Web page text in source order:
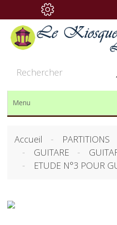
Menu
Accueil PARTITIONS
GUITARE
ETUDE N°3 POUR